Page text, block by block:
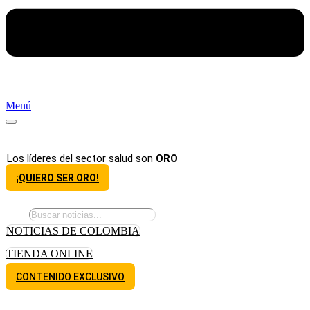
Menú
Los líderes del sector salud son ORO
¡QUIERO SER ORO!
NOTICIAS DE COLOMBIA
TIENDA ONLINE
CONTENIDO EXCLUSIVO